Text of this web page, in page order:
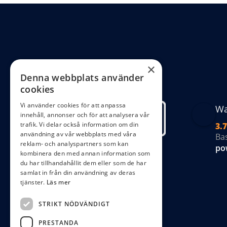
3.7
×
Denna webbplats använder
cookies
Vi använder cookies för att anpassa
innehåll, annonser och för att analysera vår
trafik. Vi delar också information om din
användning av vår webbplats med våra
reklam- och analyspartners som kan
kombinera den med annan information som
du har tillhandahållit dem eller som de har
samlat in från din användning av deras
tjänster. Läs mer
STRIKT NÖDVÄNDIGT
PRESTANDA